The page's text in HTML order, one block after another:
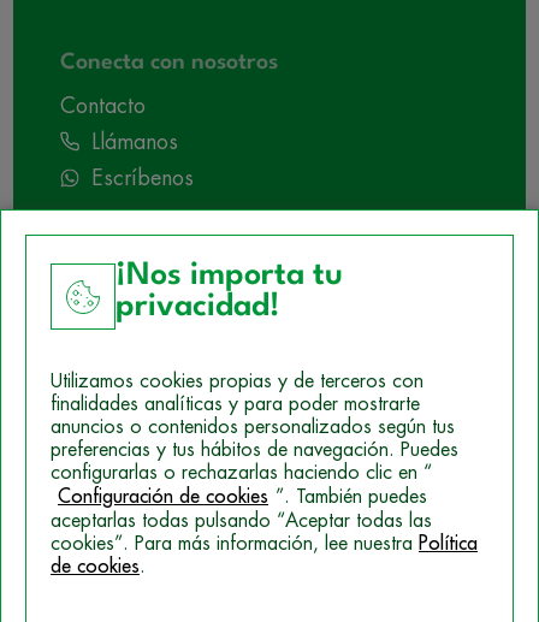
Conecta con nosotros
Contacto
Llámanos
Escríbenos
Aviso Legal
Política de Cookies
¡Nos importa tu
privacidad!
Utilizamos cookies propias y de terceros con
finalidades analíticas y para poder mostrarte
anuncios o contenidos personalizados según tus
preferencias y tus hábitos de navegación. Puedes
configurarlas o rechazarlas haciendo clic en “
Configuración de cookies ”. También puedes
aceptarlas todas pulsando “Aceptar todas las
cookies”. Para más información, lee nuestra Política
de cookies.